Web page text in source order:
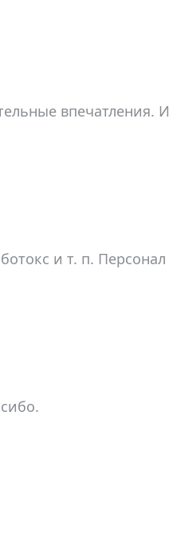
впечатления. И
и т. п. Персонал